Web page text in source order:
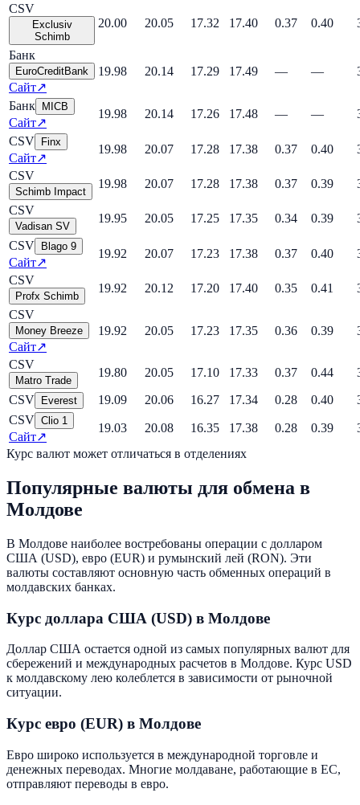
CSV
Exclusiv
Schimb
20.00 20.05 17.32 17.40 0.37 0.40
Банк
EuroCreditBank
Сайт↗
19.98 20.14 17.29 17.49 — —
Банк MICB
Сайт↗
19.98 20.14 17.26 17.48 — —
CSV
Finx
Сайт↗
19.98 20.07 17.28 17.38 0.37 0.40
CSV
Schimb Impact
19.98 20.07 17.28 17.38 0.37 0.39
CSV
Vadisan SV
19.95 20.05 17.25 17.35 0.34 0.39
CSV
Blago 9
Сайт↗
19.92 20.07 17.23 17.38 0.37 0.40
CSV
Profx Schimb
19.92 20.12 17.20 17.40 0.35 0.41
CSV
Money Breeze
Сайт↗
19.92 20.05 17.23 17.35 0.36 0.39
CSV
Matro Trade
19.80 20.05 17.10 17.33 0.37 0.44
CSV
Everest 19.09 20.06 16.27 17.34 0.28 0.40
CSV Clio 1
Сайт↗
19.03 20.08 16.35 17.38 0.28 0.39
Курс валют может отличаться в отделениях
Популярные валюты для обмена в
Молдове
В Молдове наиболее востребованы операции с долларом
США (USD), евро (EUR) и румынский лей (RON). Эти
валюты составляют основную часть обменных операций в
молдавских банках.
Курс доллара США (USD) в Молдове
Доллар США остается одной из самых популярных валют для
сбережений и международных расчетов в Молдове. Курс USD
к молдавскому лею колеблется в зависимости от рыночной
ситуации.
Курс евро (EUR) в Молдове
Евро широко используется в международной торговле и
денежных переводах. Многие молдаване, работающие в ЕС,
отправляют переводы в евро.